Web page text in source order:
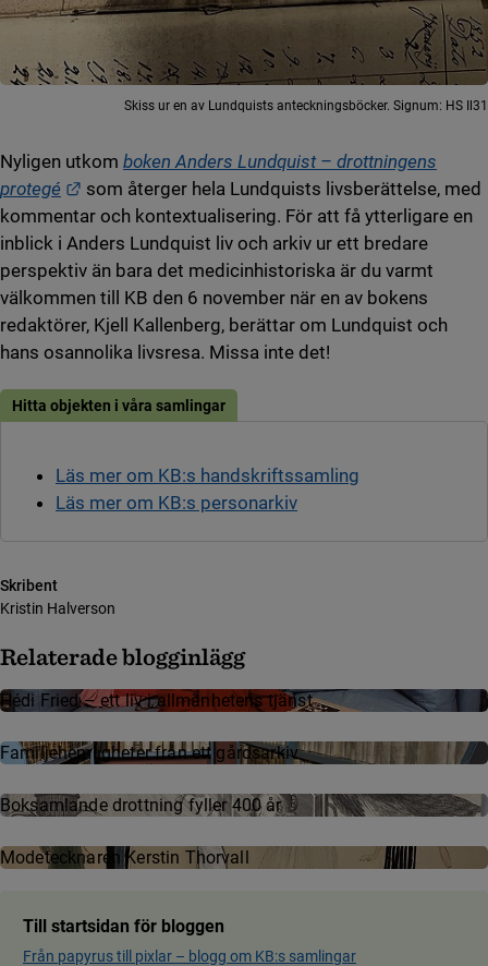
Skiss ur en av Lundquists anteckningsböcker. Signum: HS Il31
Nyligen utkom boken Anders Lundquist – drottningens
protegé
Länk till annan webbplats.
som återger hela Lundquists livsberättelse, med
kommentar och kontextualisering. För att få ytterligare en
inblick i Anders Lundquist liv och arkiv ur ett bredare
perspektiv än bara det medicinhistoriska är du varmt
välkommen till KB den 6 november när en av bokens
redaktörer, Kjell Kallenberg, berättar om Lundquist och
hans osannolika livsresa. Missa inte det!
Hitta objekten i våra samlingar
Läs mer om KB:s handskriftssamling
Läs mer om KB:s personarkiv
Skribent
Kristin Halverson
Relaterade blogginlägg
Hédi Fried – ett liv i allmänhetens tjänst
Familjehemligheter från ett gårdsarkiv
Boksamlande drottning fyller 400 år
Mode­teck­na­ren Kerstin Thor­vall
Till startsidan för bloggen
Från papyrus till pixlar ­– blog­g om KB:s samling­ar